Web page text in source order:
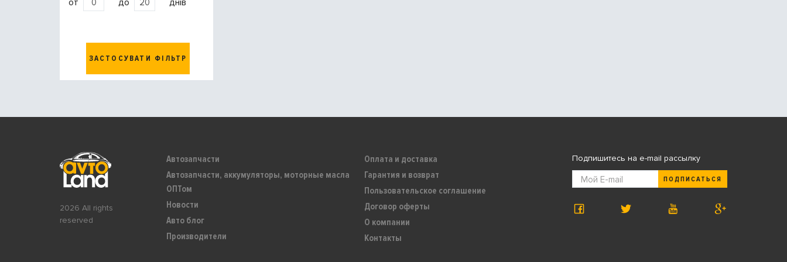
ЗАСТОСУВАТИ ФІЛЬТР
2026 All rights
reserved
Автозапчасти
Автозапчасти, аккумуляторы, моторные масла
ОПТом
Новости
Авто блог
Производители
Оплата и доставка
Гарантия и возврат
Пользовательское соглашение
Договор оферты
О компании
Контакты
Подпишитесь на e-mail рассылку
ПОДПИСАТЬСЯ